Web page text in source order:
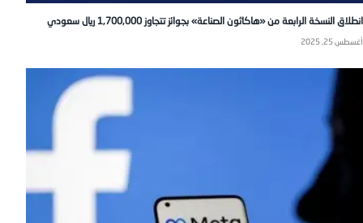
انطلاق النسخة الرابعة من «هاكاثون الصناعة» بجوائز تتجاوز 1,700,000 ريال سعودي
أغسطس 25, 2025